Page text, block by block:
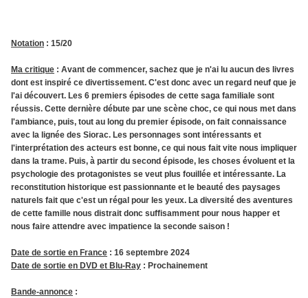
Notation : 15/20
Ma critique : Avant de commencer, sachez que je n'ai lu aucun des livres
dont est inspiré ce divertissement. C'est donc avec un regard neuf que je
l'ai découvert. Les 6 premiers épisodes de cette saga familiale sont
réussis. Cette dernière débute par une scène choc, ce qui nous met dans
l'ambiance, puis, tout au long du premier épisode, on fait connaissance
avec la lignée des Siorac. Les personnages sont intéressants et
l'interprétation des acteurs est bonne, ce qui nous fait vite nous impliquer
dans la trame. Puis, à partir du second épisode, les choses évoluent et la
psychologie des protagonistes se veut plus fouillée et intéressante. La
reconstitution historique est passionnante et le beauté des paysages
naturels fait que c'est un régal pour les yeux. La diversité des aventures
de cette famille nous distrait donc suffisamment pour nous happer et
nous faire attendre avec impatience la seconde saison !
Date de sortie en France : 16 septembre 2024
Date de sortie en DVD et Blu-Ray : Prochainement
Bande-annonce :